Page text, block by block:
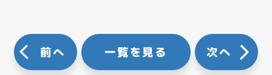
前へ 一覧を見る 次へ